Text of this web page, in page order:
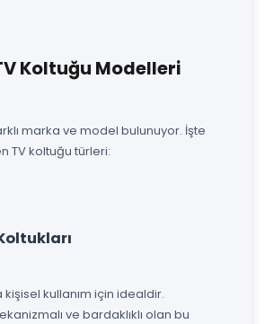
Koltuğu Modelleri
marka ve model bulunuyor. İşte
TV koltuğu türleri:
kullanım için idealdir.
ve bardaklıklı olan bu